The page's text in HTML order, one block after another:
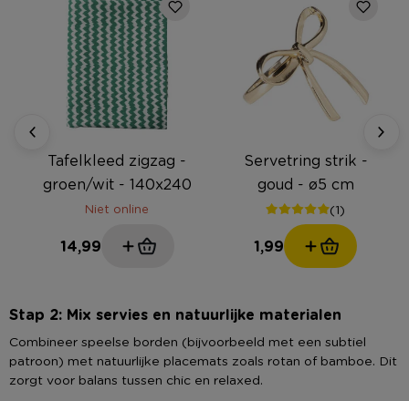
Tafelkleed zigzag -
groen/wit - 140x240
cm
Niet online
14,99
Servetring strik -
goud - ø5 cm
(1)
1,99
Stap 2: Mix servies en natuurlijke materialen
Combineer speelse borden (bijvoorbeeld met een subtiel
patroon) met natuurlijke placemats zoals rotan of bamboe. Dit
zorgt voor balans tussen chic en relaxed.